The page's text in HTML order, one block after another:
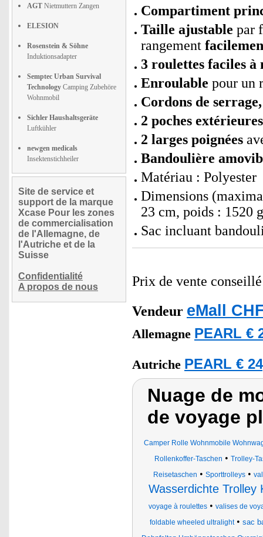
AGT Nietmuttern Zangen
ELESION
Rosenstein & Söhne
Induktionsadapter
Semptec Urban Survival
Technology Camping Zubehöre
Wohnmobil
Sichler Haushaltsgeräte
Luftkühler
newgen medicals
Insektenstichheiler
Site de service et
support de la marque
Xcase Pour les zones
de commercialisation
de l'Allemagne, de
l'Autriche et de la
Suisse
Confidentialité
A propos de nous
Compartiment
Taille ajustable par
rangement
3 roulettes faciles
Enroulable pour un
Cordons de serrage,
2 poches
2 larges poignées
Bandoulière
Matériau : Polyester
Dimensions
23 cm, poids : 1520 g
Sac incluant
Prix de vente
Vendeur eMall
Allemagne PEARL €
Autriche PEARL €
Nuage de
de voyage
Camper Rolle Wohnmobile
Rollenkoffer-Taschen • Trolley-
Reisetaschen • Sporttrolleys •
Wasserdichte Trolley
voyage à roulettes • valises de
foldable wheeled ultralight• sac